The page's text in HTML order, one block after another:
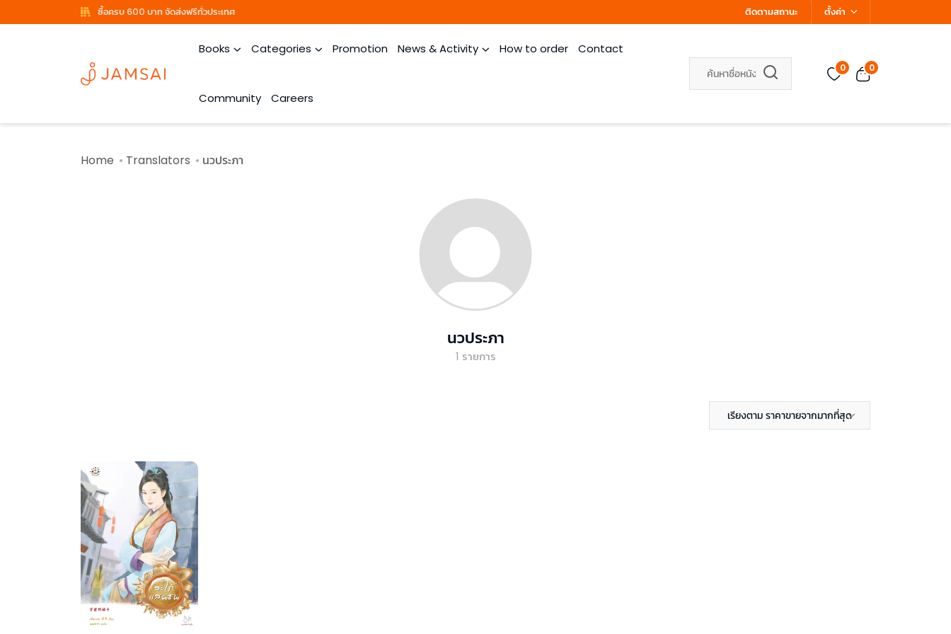
ซื้อครบ 600 บาท จัดส่งฟรีทั่วประเทศ ติดตามสถานะ ตั้งค่า
Books Categories Promotion News & Activity How to order Contact
Community Careers
0 0
Home Translators นวประภา
นวประภา
1 รายการ
เรียงตาม ราคาขายจากมากที่สุด